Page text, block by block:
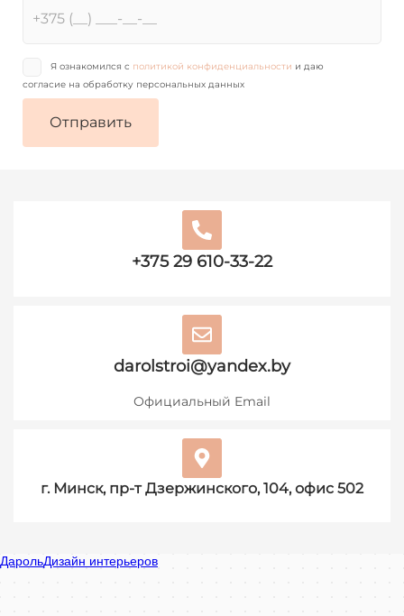
Я ознакомился с политикой конфиденциальности и даю
согласие на обработку персональных данных
+375 29 610-33-22
darolstroi@yandex.by
Официальный Email
г. Минск, пр-т Дзержинского, 104, офис 502
Дароль в Минске